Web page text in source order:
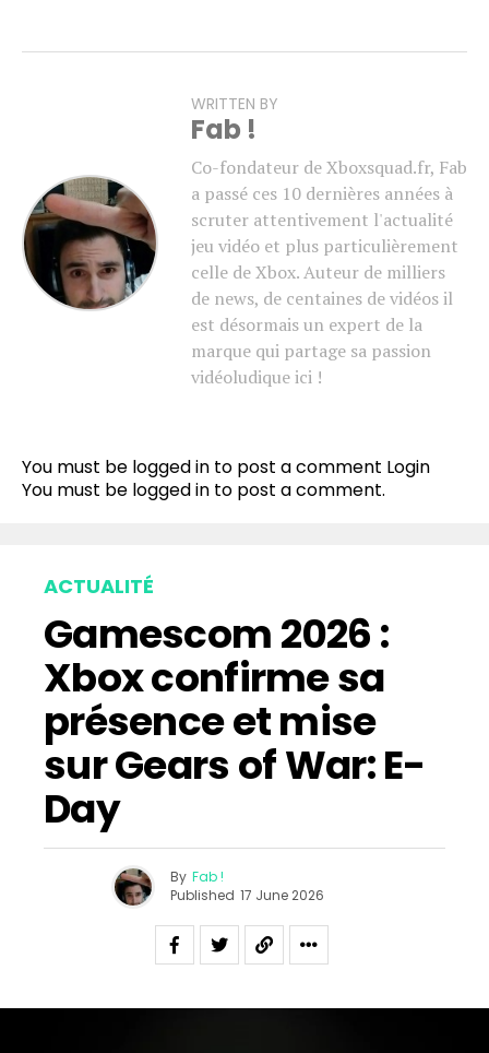
WRITTEN BY
Fab !
Co-fondateur de Xboxsquad.fr, Fab
a passé ces 10 dernières années à
scruter attentivement l'actualité
jeu vidéo et plus particulièrement
celle de Xbox. Auteur de milliers
de news, de centaines de vidéos il
est désormais un expert de la
marque qui partage sa passion
vidéoludique ici !
You must be logged in to post a comment Login
You must be logged in to post a comment.
ACTUALITÉ
Gamescom 2026 :
Xbox confirme sa
présence et mise
sur Gears of War: E-
Day
By Fab !
Published 17 June 2026